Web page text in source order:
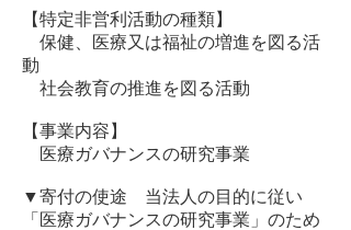
【特定非営利活動の種類】
保健、医療又は福祉の増進を図る活
動
社会教育の推進を図る活動
【事業内容】
医療ガバナンスの研究事業
▼寄付の使途 当法人の目的に従い
「医療ガバナンスの研究事業」のため